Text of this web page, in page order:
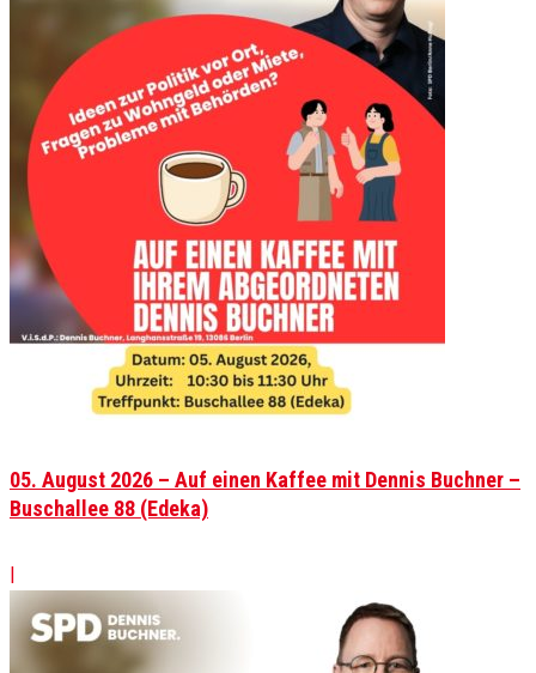
05. August 2026 – Auf einen Kaffee mit Dennis Buchner –
Buschallee 88 (Edeka)